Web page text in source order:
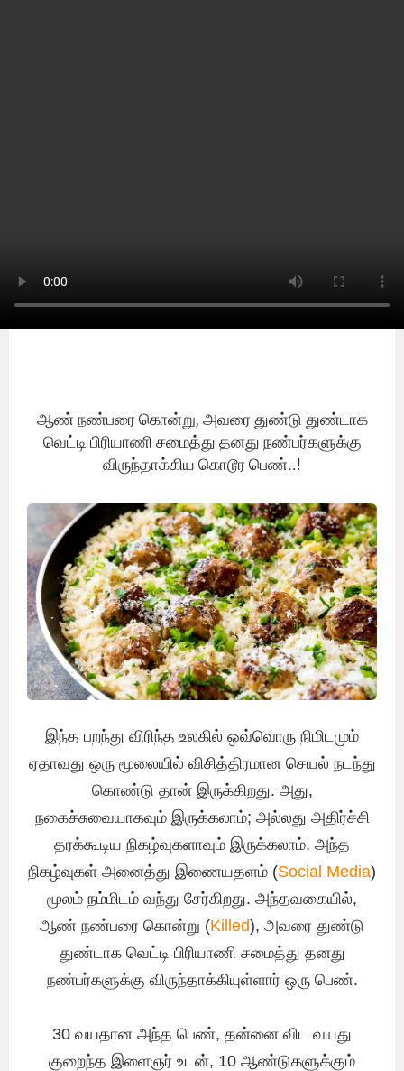
ஆண் நண்பரை கொன்று, அவரை துண்டு துண்டாக
வெட்டி பிரியாணி சமைத்து தனது நண்பர்களுக்கு
விருந்தாக்கிய கொடூர பெண்..!
இந்த பறந்து விரிந்த உலகில் ஒவ்வொரு நிமிடமும்
ஏதாவது ஒரு மூலையில் விசித்திரமான செயல் நடந்து
கொண்டு தான் இருக்கிறது. அது,
நகைச்சுவையாகவும் இருக்கலாம்; அல்லது அதிர்ச்சி
தரக்கூடிய நிகழ்வுகளாவும் இருக்கலாம். அந்த
நிகழ்வுகள் அனைத்து இணையதளம் (Social Media)
மூலம் நம்மிடம் வந்து சேர்கிறது. அந்தவகையில்,
ஆண் நண்பரை கொன்று (Killed), அவரை துண்டு
துண்டாக வெட்டி பிரியாணி சமைத்து தனது
நண்பர்களுக்கு விருந்தாக்கியுள்ளார் ஒரு பெண்.
30 வயதான அந்த பெண், தன்னை விட வயது
குறைந்த இளைஞர் உடன், 10 ஆண்டுகளுக்கும்